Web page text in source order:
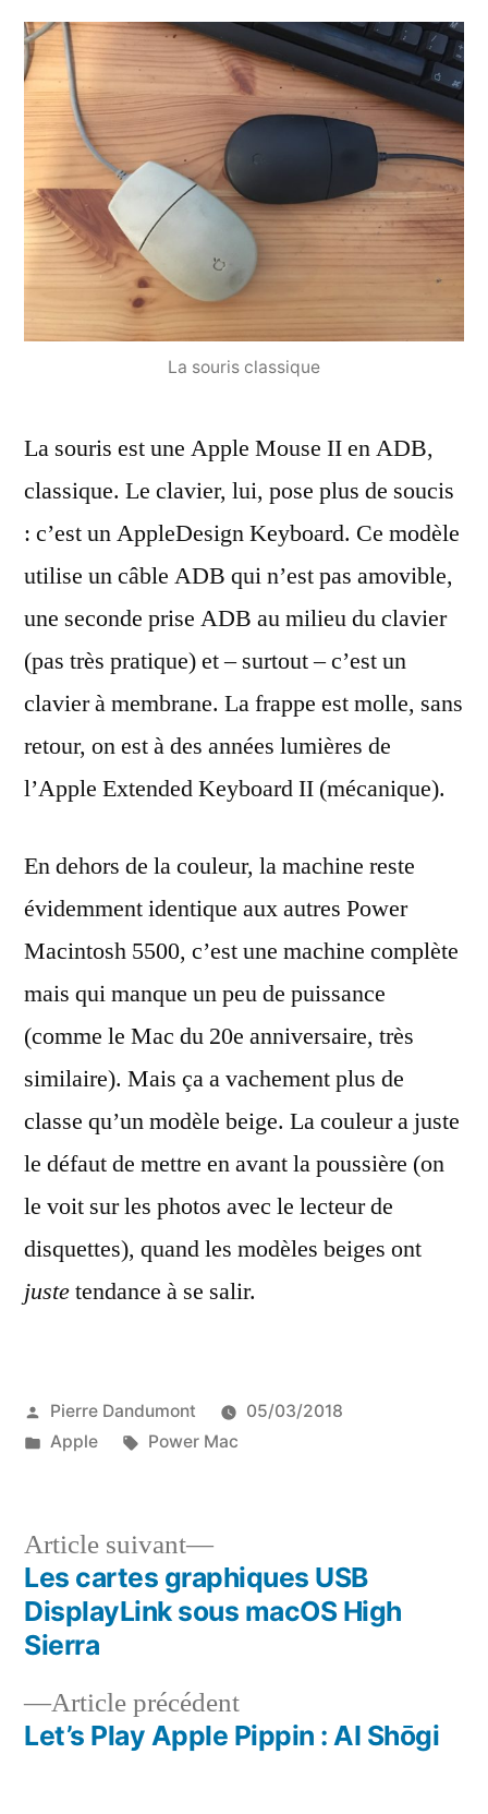
La souris classique
La souris est une Apple Mouse II en ADB,
classique. Le clavier, lui, pose plus de soucis
: c’est un AppleDesign Keyboard. Ce modèle
utilise un câble ADB qui n’est pas amovible,
une seconde prise ADB au milieu du clavier
(pas très pratique) et – surtout – c’est un
clavier à membrane. La frappe est molle, sans
retour, on est à des années lumières de
l’Apple Extended Keyboard II (mécanique).
En dehors de la couleur, la machine reste
évidemment identique aux autres Power
Macintosh 5500, c’est une machine complète
mais qui manque un peu de puissance
(comme le Mac du 20e anniversaire, très
similaire). Mais ça a vachement plus de
classe qu’un modèle beige. La couleur a juste
le défaut de mettre en avant la poussière (on
le voit sur les photos avec le lecteur de
disquettes), quand les modèles beiges ont
justetendance à se salir.
Publié
par
Pierre Dandumont
05/03/2018
Publié
Apple Étiquettes :
Power Mac
Navigation
de
l’article
Article précédentArticle
précédent :
Let’s Play Apple Pippin : AI Shōgi
Article suivant
Article
suivant :
Les cartes graphiques USB
DisplayLink sous macOS High
Sierra